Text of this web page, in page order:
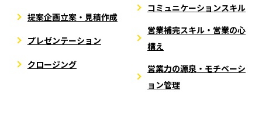
提案企画立案・見積作成
プレゼンテーション
クロージング
コミュニケーションスキル
営業補完スキル・営業の心
構え
営業力の源泉・モチベーシ
ョン管理